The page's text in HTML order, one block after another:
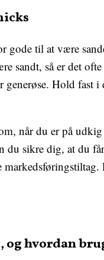
gode til at være
sandt, så er det
generøse. Hold
når du er på
du sikre dig, at du
og hvordan